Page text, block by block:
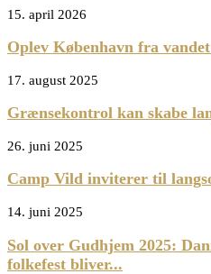
15. april 2026
Oplev København fra
17. august 2025
Grænsekontrol kan skabe
26. juni 2025
Camp Vild inviterer til
14. juni 2025
Sol over Gudhjem 2025:
folkefest bliver...